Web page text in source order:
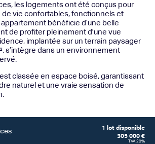
les logements ont été conçus pour
vie confortables, fonctionnels et
appartement bénéficie d’une belle
de profiter pleinement d'une vue
implantée sur un terrain paysager
s’intègre dans un environnement
classée en espace boisé, garantissant
naturel et une vraie sensation de
1 lot disponible
305 000 €
TVA 20%